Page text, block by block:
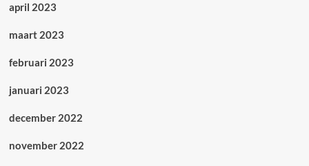
april 2023
maart 2023
februari 2023
januari 2023
december 2022
november 2022